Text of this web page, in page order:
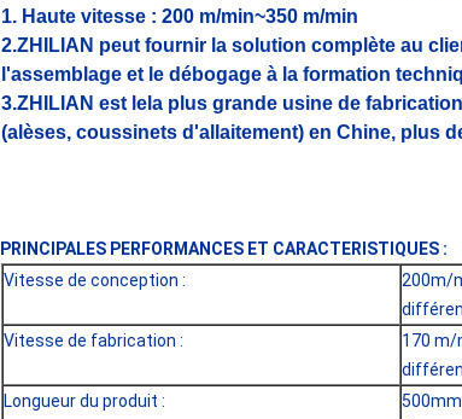
1. Haute vitesse : 200 m/min~350 m/min
2.ZHILIAN peut fournir la solution complète au
l'assemblage et le débogage à la formation
3.ZHILIAN est le la plus grande usine de
(alèses, coussinets d'allaitement) en Chine, plus
PRINCIPALES PERFORMANCES ET CARACTERISTIQUES :
Vitesse de conception :
200m/
Vitesse de fabrication :
170 m/
Longueur du produit :